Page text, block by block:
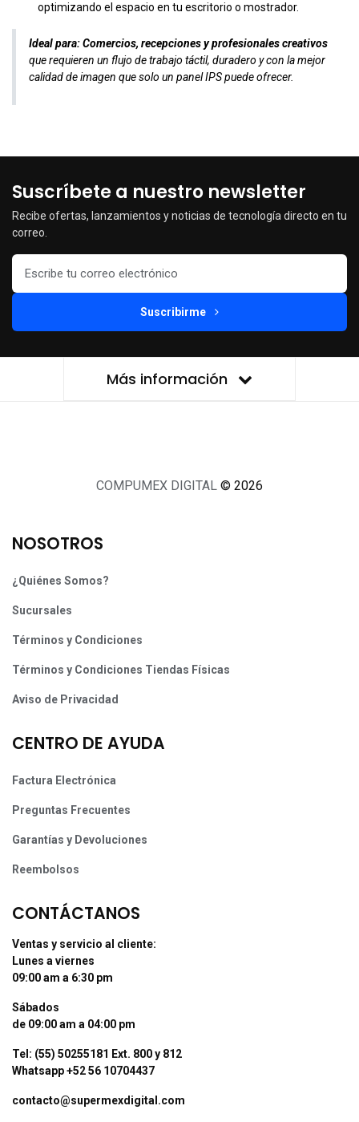
optimizando el espacio en tu escritorio o mostrador.
Ideal para:Comercios, recepciones y profesionales creativos
que requieren un flujo de trabajo táctil, duradero y con la mejor
calidad de imagen que solo un panel IPS puede ofrecer.
Suscríbete a nuestro newsletter
Recibe ofertas, lanzamientos y noticias de tecnología directo en tu
correo.
Suscribirme
Más información
COMPUMEX DIGITAL © 2026
NOSOTROS
¿Quiénes Somos?
Sucursales
Términos y Condiciones
Términos y Condiciones Tiendas Físicas
Aviso de Privacidad
CENTRO DE AYUDA
Factura Electrónica
Preguntas Frecuentes
Garantías y Devoluciones
Reembolsos
CONTÁCTANOS
Ventas y servicio al cliente:
Lunes a viernes
09:00 am a 6:30 pm
Sábados
de 09:00 am a 04:00 pm
Tel: (55) 50255181 Ext. 800 y 812
Whatsapp +52 56 10704437
contacto@supermexdigital.com